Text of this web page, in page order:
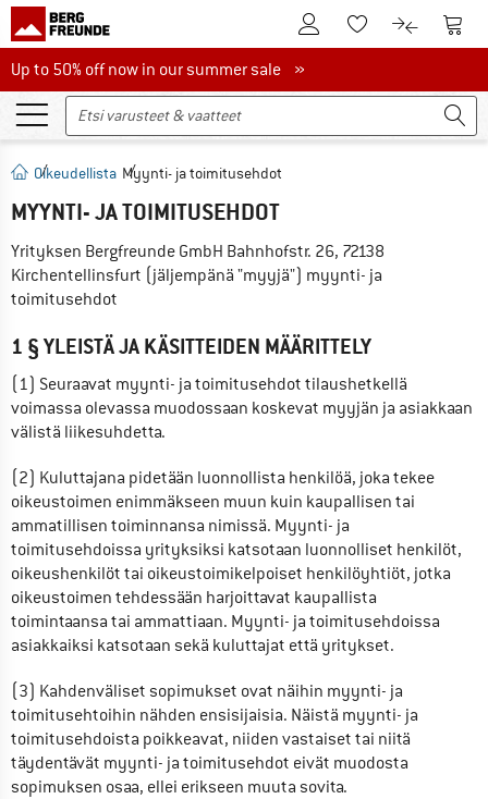
Tästä asiakastililleTästä toivelistalle.
Tästä
Up to 50% off now in our summer sale
Up to 50% off now in our summer sale »
Oikeudellista Myynti- ja toimitusehdot
MYYNTI- JA TOIMITUSEHDOT
Yrityksen Bergfreunde GmbH Bahnhofstr. 26, 72138
Kirchentellinsfurt (jäljempänä "myyjä") myynti- ja
toimitusehdot
1 § YLEISTÄ JA KÄSITTEIDEN MÄÄRITTELY
(1) Seuraavat myynti- ja toimitusehdot tilaushetkellä
voimassa olevassa muodossaan koskevat myyjän ja asiakkaan
välistä liikesuhdetta.
(2) Kuluttajana pidetään luonnollista henkilöä, joka tekee
oikeustoimen enimmäkseen muun kuin kaupallisen tai
ammatillisen toiminnansa nimissä. Myynti- ja
toimitusehdoissa yrityksiksi katsotaan luonnolliset henkilöt,
oikeushenkilöt tai oikeustoimikelpoiset henkilöyhtiöt, jotka
oikeustoimen tehdessään harjoittavat kaupallista
toimintaansa tai ammattiaan. Myynti- ja toimitusehdoissa
asiakkaiksi katsotaan sekä kuluttajat että yritykset.
(3) Kahdenväliset sopimukset ovat näihin myynti- ja
toimitusehtoihin nähden ensisijaisia. Näistä myynti- ja
toimitusehdoista poikkeavat, niiden vastaiset tai niitä
täydentävät myynti- ja toimitusehdot eivät muodosta
sopimuksen osaa, ellei erikseen muuta sovita.